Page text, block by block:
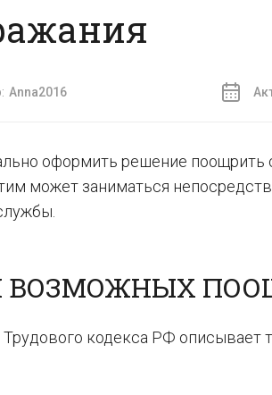
Anna2016
оформить решение поощрить
может заниматься
ВОЗМОЖНЫХ
Трудового кодекса РФ описывает